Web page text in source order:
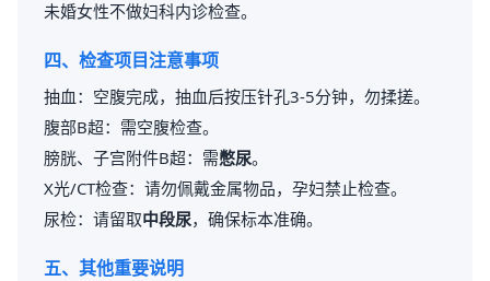
未婚女性不做妇科内诊检查。
四、检查项目注意事项
抽血：空腹完成，抽血后按压针孔3-5分钟，勿揉搓。
腹部B超：需空腹检查。
膀胱、子宫附件B超：需憋尿。
X光/CT检查：请勿佩戴金属物品，孕妇禁止检查。
尿检：请留取中段尿，确保标本准确。
五、其他重要说明